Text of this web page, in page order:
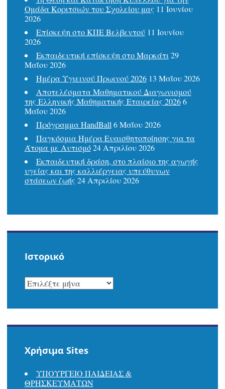
Ομάδα Κοριτσιών του Σχολείου μας 11 Ιουνίου
2026
Επίσκεψη στο ΚΠΕ Βελβεντού 11 Ιουνίου
2026
Εκπαιδευτική επίσκεψη στο Μαρκάτι 29
Μαΐου 2026
Ημέρα Υγιεινού Πρωινού 2026 13 Μαΐου 2026
Αποτελέσματα Μαθηματικού Διαγωνισμού
της Ελληνικής Μαθηματικής Εταιρείας 2026 6
Μαΐου 2026
Πρόγραμμα HandBall 6 Μαΐου 2026
Παγκόσμια Ημέρα Ευαισθητοποίησης για τα
Άτομα με Αυτισμό 24 Απριλίου 2026
Εκπαιδευτική δράση, στο πλαίσιο της αγωγής
υγείας και της καλλιέργειας υπεύθυνων
στάσεων ζωής 24 Απριλίου 2026
Ιστορικό
ΙΣΤΟΡΙΚΌ
Χρήσιμα Sites
ΥΠΟΥΡΓΕΙΟ ΠΑΙΔΕΙΑΣ &
ΘΡΗΣΚΕΥΜΑΤΩΝ